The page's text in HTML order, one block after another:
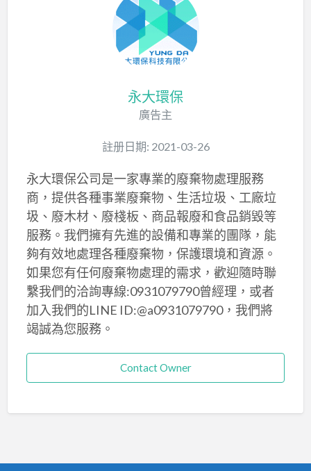
永大環保
廣告主
註册日期: 2021-03-26
永大環保公司是一家專業的廢棄物處理服務
商，提供各種事業廢棄物、生活垃圾、工廠垃
圾、廢木材、廢棧板、商品報廢和食品銷毀等
服務。我們擁有先進的設備和專業的團隊，能
夠有效地處理各種廢棄物，保護環境和資源。
如果您有任何廢棄物處理的需求，歡迎隨時聯
繫我們的洽詢專線:0931079790曾經理，或者
加入我們的LINE ID:@a0931079790，我們將
竭誠為您服務。
Contact Owner